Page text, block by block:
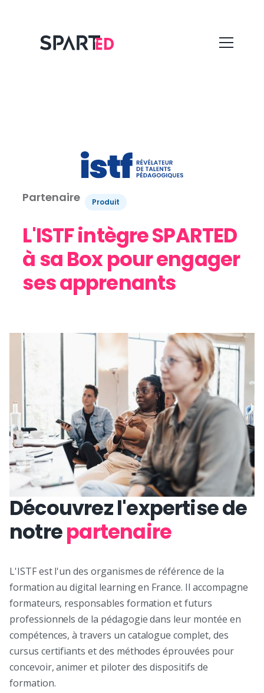
Partenaire Produit
L'ISTF intègre SPARTED
à sa Box pour engager
ses apprenants
Découvrez l'expertise de
notrepartenaire
L'ISTF est l'un des organismes de référence de la
formation au digital learning en France. Il accompagne
formateurs, responsables formation et futurs
professionnels de la pédagogie dans leur montée en
compétences, à travers un catalogue complet, des
cursus certifiants et des méthodes éprouvées pour
concevoir, animer et piloter des dispositifs de
formation.